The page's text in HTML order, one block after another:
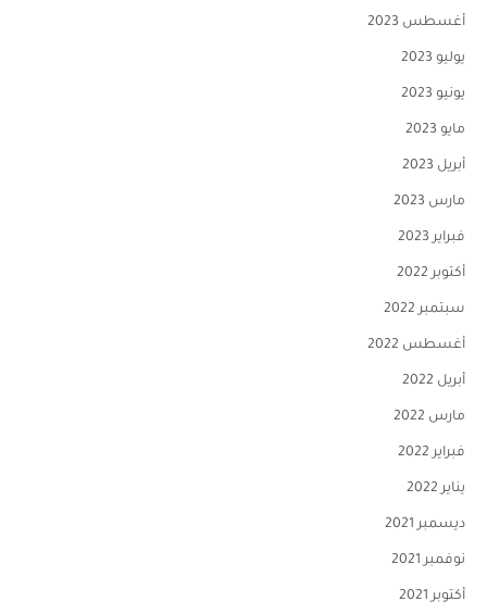
أغسطس 2023
يوليو 2023
يونيو 2023
مايو 2023
أبريل 2023
مارس 2023
فبراير 2023
أكتوبر 2022
سبتمبر 2022
أغسطس 2022
أبريل 2022
مارس 2022
فبراير 2022
يناير 2022
ديسمبر 2021
نوفمبر 2021
أكتوبر 2021